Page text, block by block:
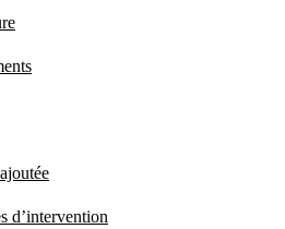
d’intervention